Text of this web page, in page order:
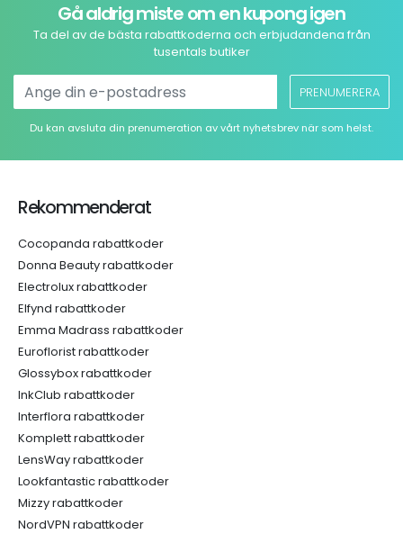
Gå aldrig miste om en kupong igen
Ta del av de bästa rabattkoderna och erbjudandena från
tusentals butiker
PRENUMERERA
Du kan avsluta din prenumeration av vårt nyhetsbrev när som helst.
Rekommenderat
Cocopanda rabattkoder
Donna Beauty rabattkoder
Electrolux rabattkoder
Elfynd rabattkoder
Emma Madrass rabattkoder
Euroflorist rabattkoder
Glossybox rabattkoder
InkClub rabattkoder
Interflora rabattkoder
Komplett rabattkoder
LensWay rabattkoder
Lookfantastic rabattkoder
Mizzy rabattkoder
NordVPN rabattkoder